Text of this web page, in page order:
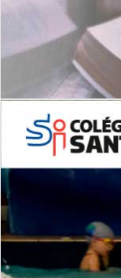
Leituras Literárias
6º AO
I